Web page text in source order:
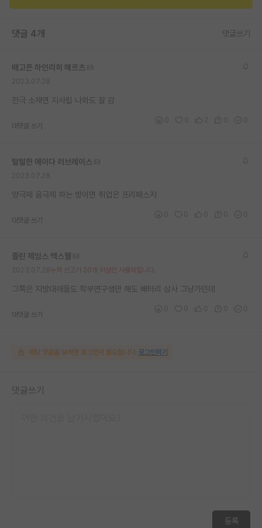
반도체/AI 게시판
장학금/장학생 게시판
커리어
유학교육
재팬라운지 🌸
댓글 4개 댓글쓰기
배고픈 하인리히 헤르츠
전극 소재면 지사립 나와도 잘 감
대댓글 쓰기
털털한 에이다 러브레이스
양극제 음극제 하는 방이면 취업은 프리패스지
대댓글 쓰기
졸린 제임스 맥스웰
누적 신고가 20개 이상인 사용자입니다.
그쪽은 지방대애들도 학부연구생만 해도 배터리 삼사 그냥가던데
대댓글 쓰기
해당 댓글을 보려면 로그인이 필요합니다. 로그인하기
댓글쓰기
등록